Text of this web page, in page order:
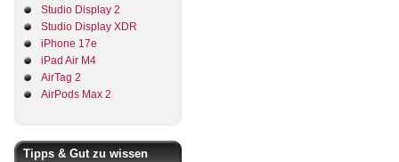
Studio Display 2
Studio Display XDR
iPhone 17e
iPad Air M4
AirTag 2
AirPods Max 2
Tipps & Gut zu wissen